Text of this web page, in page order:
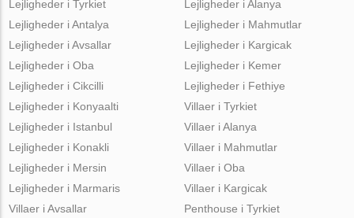
Lejligheder i Tyrkiet
Lejligheder i Antalya
Lejligheder i Avsallar
Lejligheder i Oba
Lejligheder i Cikcilli
Lejligheder i Alanya
Lejligheder i Mahmutlar
Lejligheder i Kargicak
Lejligheder i Kemer
Lejligheder i Fethiye
Lejligheder i Konyaalti
Lejligheder i Istanbul
Lejligheder i Konakli
Lejligheder i Mersin
Lejligheder i Marmaris
Villaer i Tyrkiet
Villaer i Alanya
Villaer i Mahmutlar
Villaer i Oba
Villaer i Kargicak
Villaer i Avsallar
Penthouse i Tyrkiet